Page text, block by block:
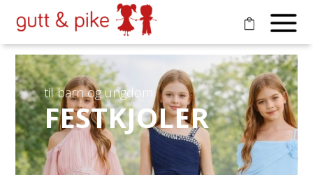
til barn og ungdom
FESTKJOLER